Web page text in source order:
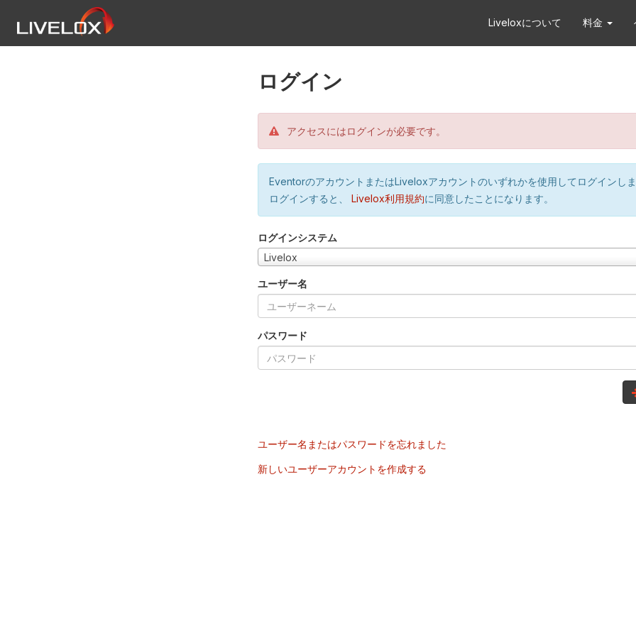
Liveloxについて 料金
ログイン
アクセスにはログインが必要です。
EventorのアカウントまたはLiveloxアカウントのいずれかを使用してログインし
ログインすると、
Livelox利用規約に同意したことになります。
ログインシステム
Livelox
ユーザー名
パスワード
ユーザー名またはパスワードを忘れました
新しいユーザーアカウントを作成する